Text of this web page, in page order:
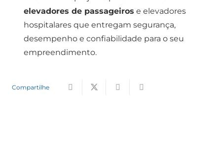
elevadores de passageiros e elevadores
hospitalares que entregam segurança,
desempenho e confiabilidade para o seu
empreendimento.
Compartilhe